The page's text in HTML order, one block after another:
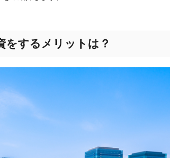
をするメリットは？